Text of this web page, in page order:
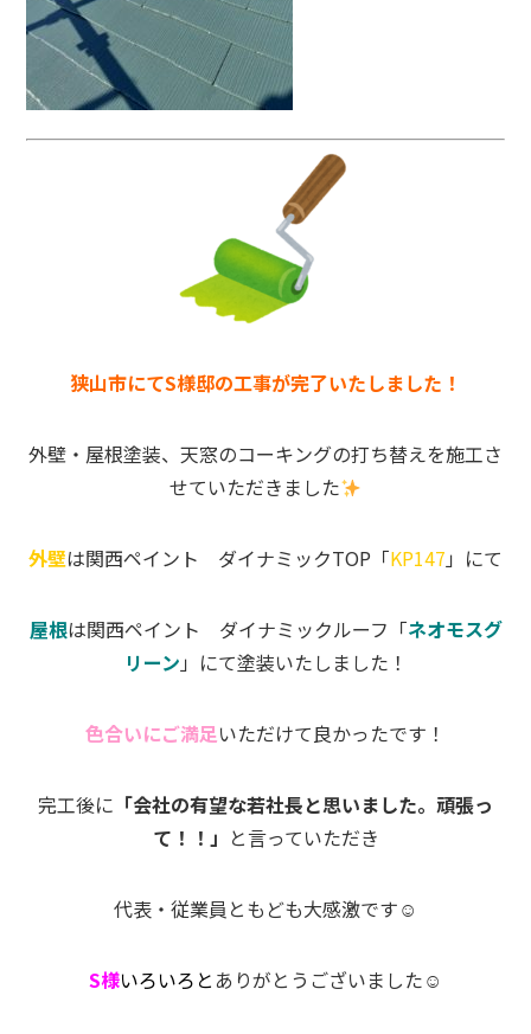
狭山市にてS様邸の工事が完了いたしました！
外壁・屋根塗装、天窓のコーキングの打ち替えを施工さ
せていただきました
外壁は関西ペイント ダイナミックTOP「KP147 」にて
屋根は関西ペイント ダイナミックルーフ「ネオモスグ
リーン 」にて塗装いたしました！
色合いにご満足いただけて良かったです！
完工後に 「会社の有望な若社長と思いました。頑張っ
て！！」 と言っていただき
代表・従業員ともども大感激です☺
S様いろいろと ありがとうございました☺